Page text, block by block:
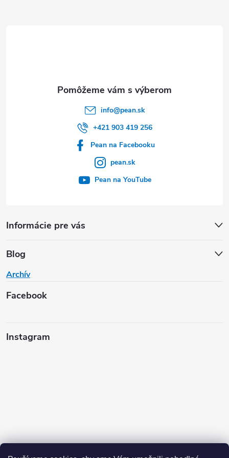
Informácie pre vás
Blog
Archív
Facebook
info@pean.sk
+421 903 419 256
Pean na Facebooku
pean.sk
Pean na YouTube
Instagram